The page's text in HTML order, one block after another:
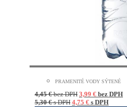
PRAMENITÉ VODY SÝTENÉ
4,45€bez DPH 3,99 € bez DPH
5,30€s DPH 4,75 € s DPH